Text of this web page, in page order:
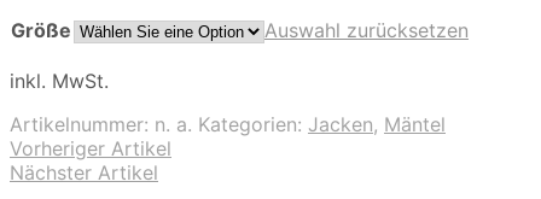
Größe
Auswahl zurücksetzen
inkl. MwSt.
Artikelnummer: n. a. Kategorien: Jacken, Mäntel
Vorheriger Artikel
Nächster Artikel